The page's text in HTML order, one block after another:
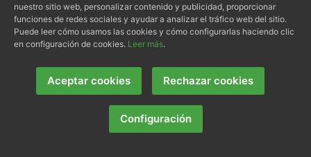
RegenerO CIENCIAS
nuestro sitio web, personalizar contenido y publicidad, proporcionar
funciones de redes sociales y ayudar a analizar el tráfico web del sitio.
Puede leer cómo usamos las cookies y cómo configurarlas haciendo clic
en configuración de cookies. Leer más.
Aceptar cookies Rechazar cookies
Configuración